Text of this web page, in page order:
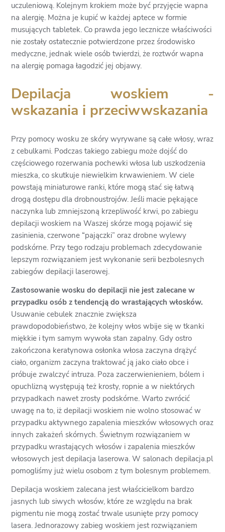
uczuleniową. Kolejnym krokiem może być przyjęcie wapna
na alergię. Można je kupić w każdej aptece w formie
musujących tabletek. Co prawda jego lecznicze właściwości
nie zostały ostatecznie potwierdzone przez środowisko
medyczne, jednak wiele osób twierdzi, że roztwór wapna
na alergię pomaga łagodzić jej objawy.
Depilacja woskiem -
wskazania i przeciwwskazania
Przy pomocy wosku ze skóry wyrywane są całe włosy, wraz
z cebulkami. Podczas takiego zabiegu może dojść do
częściowego rozerwania pochewki włosa lub uszkodzenia
mieszka, co skutkuje niewielkim krwawieniem. W ciele
powstają miniaturowe ranki, które mogą stać się łatwą
drogą dostępu dla drobnoustrojów. Jeśli macie pękające
naczynka lub zmniejszoną krzepliwość krwi, po zabiegu
depilacji woskiem na Waszej skórze mogą pojawić się
zasinienia, czerwone “pajączki” oraz drobne wylewy
podskórne. Przy tego rodzaju problemach zdecydowanie
lepszym rozwiązaniem jest wykonanie serii bezbolesnych
zabiegów depilacji laserowej.
Zastosowanie wosku do depilacji nie jest zalecane w
przypadku osób z tendencją do wrastających włosków.
Usuwanie cebulek znacznie zwiększa
prawdopodobieństwo, że kolejny włos wbije się w tkanki
miękkie i tym samym wywoła stan zapalny. Gdy ostro
zakończona keratynowa osłonka włosa zaczyna drążyć
ciało, organizm zaczyna traktować ją jako ciało obce i
próbuje zwalczyć intruza. Poza zaczerwienieniem, bólem i
opuchlizną występują też krosty, ropnie a w niektórych
przypadkach nawet zrosty podskórne. Warto zwrócić
uwagę na to, iż depilacji woskiem nie wolno stosować w
przypadku aktywnego zapalenia mieszków włosowych oraz
innych zakażeń skórnych. Świetnym rozwiązaniem w
przypadku wrastających włosów i zapalenia mieszków
włosowych jest depilacja laserowa. W salonach depilacja.pl
pomogliśmy już wielu osobom z tym bolesnym problemem.
Depilacja woskiem zalecana jest właścicielkom bardzo
jasnych lub siwych włosów, które ze względu na brak
pigmentu nie mogą zostać trwale usunięte przy pomocy
lasera. Jednorazowy zabieg woskiem jest rozwiązaniem